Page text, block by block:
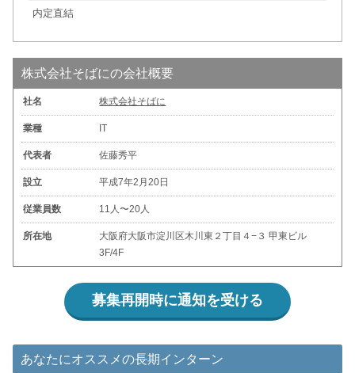
内定直結
株式会社そばにの会社概要
社名 株式会社そばに
業種 IT
代表者 佐藤秀平
設立 平成7年2月20日
従業員数 11人〜20人
所在地
大阪府大阪市淀川区木川東２丁目４−３ 甲東ビル
3F/4F
募集再開時に通知を受ける
あなたにオススメの長期インターン